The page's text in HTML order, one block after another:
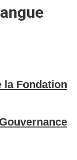
la Fondation